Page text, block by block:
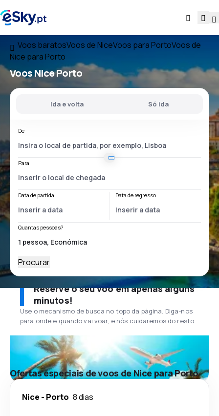
Voos baratosVoos de NiceVoos para PortoVoos de
Nice para Porto
VoosNice Porto
Ida e volta Só ida
De
Para
Data de partida Data de regresso
Quantas pessoas?
Procurar
Reserve o seu voo em apenas alguns
minutos!
Use o mecanismo de busca no topo da página. Diga-nos
para onde e quando vai voar, e nós cuidaremos do resto.
Ofertas especiais de voos de Nice para Porto
Nice - Porto 8 dias